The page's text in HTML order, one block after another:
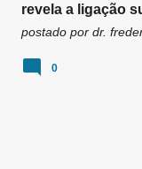
revela a ligação
postado por dr.
0